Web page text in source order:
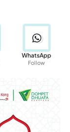
WhatsApp
Follow